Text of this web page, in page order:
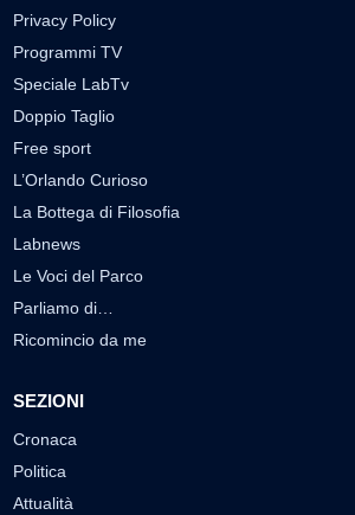
Privacy Policy
Programmi TV
Speciale LabTv
Doppio Taglio
Free sport
L’Orlando Curioso
La Bottega di Filosofia
Labnews
Le Voci del Parco
Parliamo di…
Ricomincio da me
SEZIONI
Cronaca
Politica
Attualità